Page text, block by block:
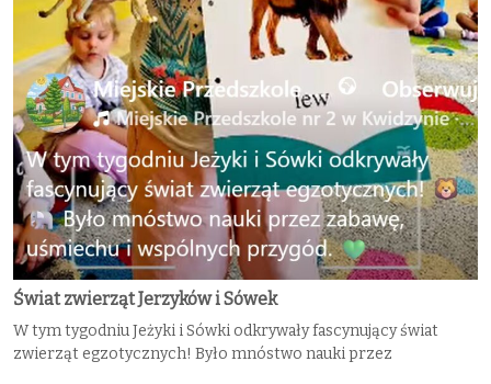
Świat zwierząt Jerzyków i Sówek
W tym tygodniu Jeżyki i Sówki odkrywały fascynujący świat
zwierząt egzotycznych! Było mnóstwo nauki przez